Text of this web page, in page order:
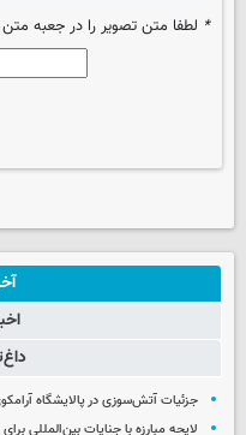
* لطفا متن تصویر را در جعبه متن
جزئیات آتش‌سوزی در پالایشگاه
لایحه مبارزه با جنایات بین‌المللی